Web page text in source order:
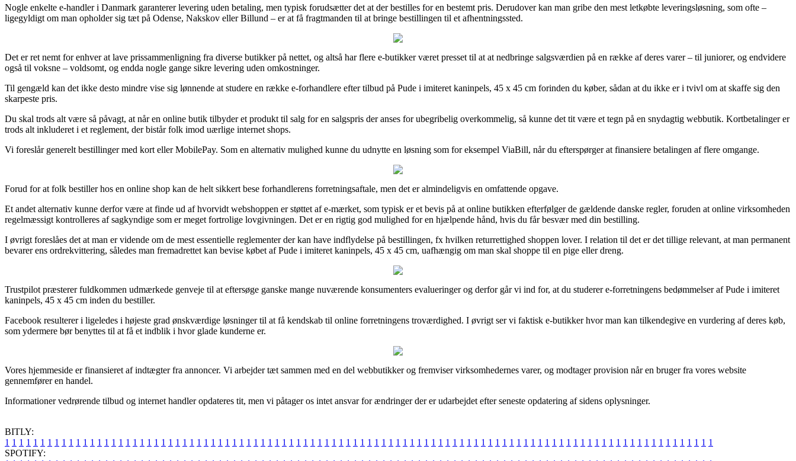
Nogle enkelte e-handler i Danmark garanterer levering uden betaling, men typisk forudsætter det at der bestilles for en bestemt pris. Derudover kan man gribe den mest letkøbte leveringsløsning, som ofte –
ligegyldigt om man opholder sig tæt på Odense, Nakskov eller Billund – er at få fragtmanden til at bringe bestillingen til et afhentningssted.
Det er ret nemt for enhver at lave prissammenligning fra diverse butikker på nettet, og altså har flere e-butikker været presset til at at nedbringe salgsværdien på en række af deres varer – til juniorer, og endvidere
også til voksne – voldsomt, og endda nogle gange sikre levering uden omkostninger.
Til gengæld kan det ikke desto mindre vise sig lønnende at studere en række e-forhandlere efter tilbud på Pude i imiteret kaninpels, 45 x 45 cm forinden du køber, sådan at du ikke er i tvivl om at skaffe sig den
skarpeste pris.
Du skal trods alt være så påvagt, at når en online butik tilbyder et produkt til salg for en salgspris der anses for ubegribelig overkommelig, så kunne det tit være et tegn på en snydagtig webbutik. Kortbetalinger er
trods alt inkluderet i et reglement, der bistår folk imod uærlige internet shops.
Vi foreslår generelt bestillinger med kort eller MobilePay. Som en alternativ mulighed kunne du udnytte en løsning som for eksempel ViaBill, når du efterspørger at finansiere betalingen af flere omgange.
Forud for at folk bestiller hos en online shop kan de helt sikkert bese forhandlerens forretningsaftale, men det er almindeligvis en omfattende opgave.
Et andet alternativ kunne derfor være at finde ud af hvorvidt webshoppen er støttet af e-mærket, som typisk er et bevis på at online butikken efterfølger de gældende danske regler, foruden at online virksomheden
regelmæssigt kontrolleres af sagkyndige som er meget fortrolige lovgivningen. Det er en rigtig god mulighed for en hjælpende hånd, hvis du får besvær med din bestilling.
I øvrigt foreslåes det at man er vidende om de mest essentielle reglementer der kan have indflydelse på bestillingen, fx hvilken returrettighed shoppen lover. I relation til det er det tillige relevant, at man permanent
bevarer ens ordrekvittering, således man fremadrettet kan bevise købet af Pude i imiteret kaninpels, 45 x 45 cm, uafhængig om man skal shoppe til en pige eller dreng.
Trustpilot præsterer fuldkommen udmærkede genveje til at eftersøge ganske mange nuværende konsumenters evalueringer og derfor går vi ind for, at du studerer e-forretningens bedømmelser af Pude i imiteret
kaninpels, 45 x 45 cm inden du bestiller.
Facebook resulterer i ligeledes i højeste grad ønskværdige løsninger til at få kendskab til online forretningens troværdighed. I øvrigt ser vi faktisk e-butikker hvor man kan tilkendegive en vurdering af deres køb,
som ydermere bør benyttes til at få et indblik i hvor glade kunderne er.
Vores hjemmeside er finansieret af indtægter fra annoncer. Vi arbejder tæt sammen med en del webbutikker og fremviser virksomhedernes varer, og modtager provision når en bruger fra vores website
gennemfører en handel.
Informationer vedrørende tilbud og internet handler opdateres tit, men vi påtager os intet ansvar for ændringer der er udarbejdet efter seneste opdatering af sidens oplysninger.
BITLY:
1 1 1 1 1 1 1 1 1 1 1 1 1 1 1 1 1 1 1 1 1 1 1 1 1 1 1 1 1 1 1 1 1 1 1 1 1 1 1 1 1 1 1 1 1 1 1 1 1 1 1 1 1 1 1 1 1 1 1 1 1 1 1 1 1 1 1 1 1 1 1 1 1 1 1 1 1 1 1 1 1 1 1 1 1 1 1 1 1 1 1 1 1 1 1 1 1 1 1 1
SPOTIFY: